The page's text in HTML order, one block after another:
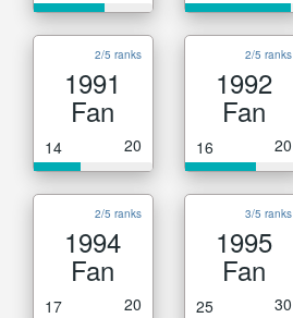
2/5 ranks
1991
Fan
14 20
2/5 ranks
1992
Fan
16 20
2/5 ranks
1994
Fan
17 20
3/5 ranks
1995
Fan
25 30